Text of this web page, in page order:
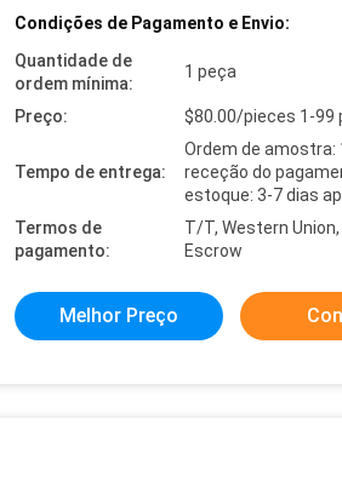
Condições de Pagamento e Envio:
Quantidade de
ordem mínima:
1 peça
Preço: $80.00/pieces 1-99
Tempo de entrega:
Ordem de amostra:
receção do
estoque: 3-7 dias
Termos de
pagamento:
T/T, Western
Escrow
Melhor Preço